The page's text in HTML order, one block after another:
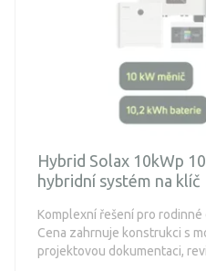
Hybrid Solax 10kWp
hybridní systém na klíč
Komplexní řešení pro
Cena zahrnuje konstrukci s
projektovou dokumentaci,